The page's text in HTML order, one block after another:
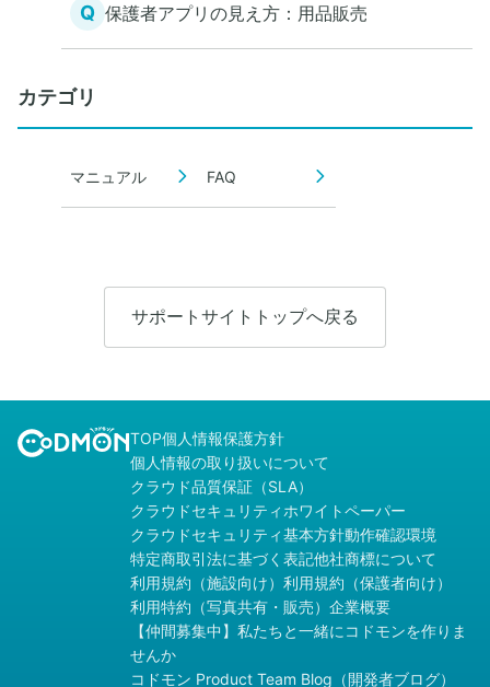
Q 保護者アプリの見え方：用品販売
カテゴリ
マニュアル FAQ
サポートサイトトップへ戻る
TOP個人情報保護方針
個人情報の取り扱いについて
クラウド品質保証（SLA）
クラウドセキュリティホワイトペーパー
クラウドセキュリティ基本方針動作確認環境
特定商取引法に基づく表記他社商標について
利用規約（施設向け） 利用規約（保護者向け）
利用特約（写真共有・販売） 企業概要
【仲間募集中】私たちと一緒にコドモンを作りま
せんか
コドモン Product Team Blog（開発者ブログ）